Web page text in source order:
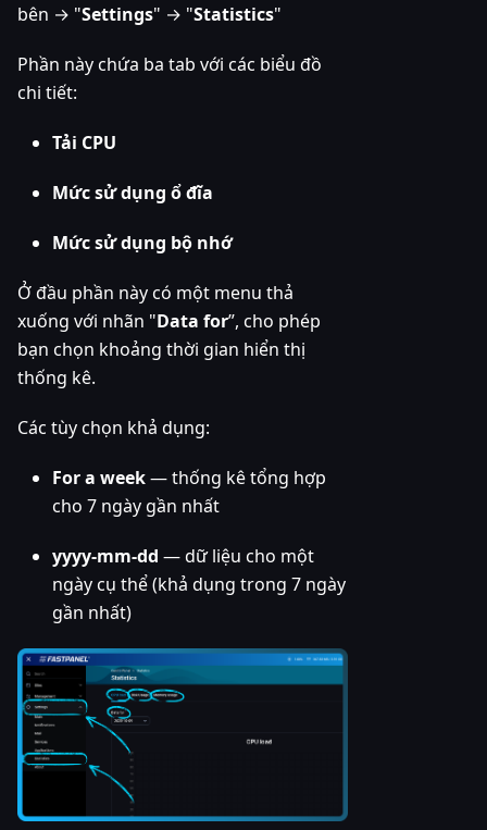
bên → "Settings" → "Statistics"
Phần này chứa ba tab với các biểu đồ
chi tiết:
Tải CPU
Mức sử dụng ổ đĩa
Mức sử dụng bộ nhớ
Ở đầu phần này có một menu thả
xuống với nhãn "Data for”, cho phép
bạn chọn khoảng thời gian hiển thị
thống kê.
Các tùy chọn khả dụng:
For a week— thống kê tổng hợp
cho 7 ngày gần nhất
yyyy-mm-dd — dữ liệu cho một
ngày cụ thể (khả dụng trong 7 ngày
gần nhất)